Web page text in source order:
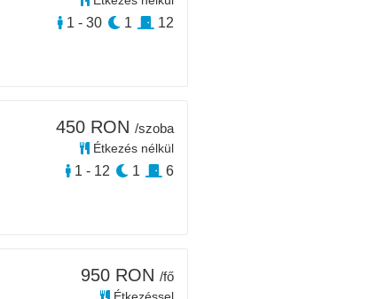
1 - 30 1 12
450 RON /szoba
Étkezés nélkül
1 - 12 1 6
950 RON /fő